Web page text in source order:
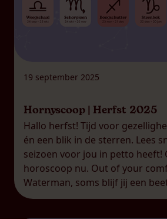
19 september 2025
Hornyscoop | Herfst 2025
Hallo herfst! Tijd voor
én een blik in de sterren. Lees
seizoen voor jou in petto heeft!
horoscoop nu. Out of your
Waterman, soms blijf jij een
wat veilig voelt. Deze herfst